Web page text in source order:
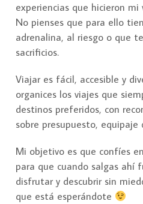
experiencias que hicieron
No pienses que para ello
adrenalina, al riesgo o que
sacrificios.
Viajar es fácil, accesible y
organices los viajes que
destinos preferidos, con
sobre presupuesto, equipaje
Mi objetivo es que confíes
para que cuando salgas ahí
disfrutar y descubrir sin
que está esperándote